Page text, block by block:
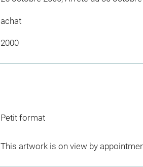
achat
2000
Petit format
This artwork is on view by